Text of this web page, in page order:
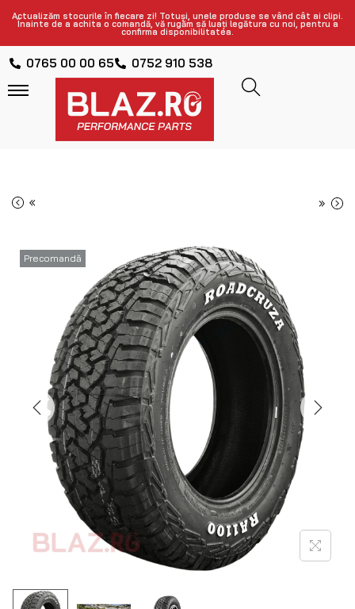
Actualizăm stocurile în fiecare zi! Totuși, unele produse se vând cât ai clipi.
Înainte de a achita o comandă, vă rugăm să luați legătura cu noi, pentru a
confirma disponibilitatea.
0765 00 00 65 0752 910 538
« »
Precomandă